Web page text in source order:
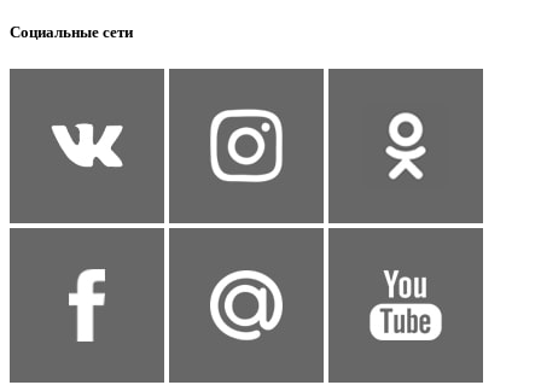
Социальные сети